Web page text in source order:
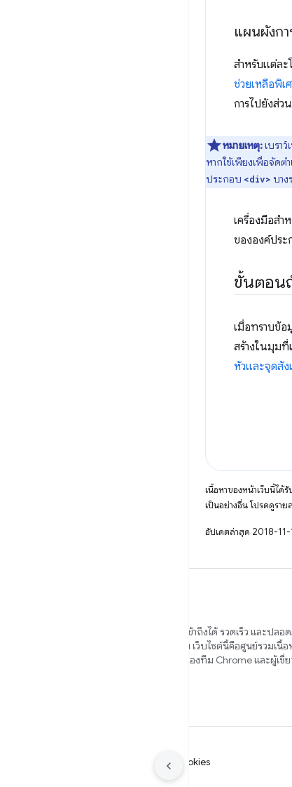
แผนผังก
สำหรับแต่ล
ช่วยเหลือพิเ
การไปยังส่ว
หมายเหตุ:เบรา
หากใช้เพียงเพื่อจัด
ประกอบ <div> บา
เครื่องมือส
ขององค์ประ
ขั้นตอน
เมื่อทราบข้อ
สร้างในมุมที่
หัวและจุดสัง
เนื้อหาของหน้าเว็บนี้ได้
เป็นอย่างอื่น โปรดดูราย
อัปเดตล่าสุด 2018-11-
เราต้องการช่วยคุณสร้างเว็บไซต์ที่สวยงาม เข้าถึงได้ รวดเร็ว และปลอ
เบราว์เซอร์ต่างๆ และเพื่อผู้ใช้ทุกคนของคุณ เว็บไซต์นี้คือศูนย์รวมเนื้
คุณในเส้นทางดังกล่าว ซึ่งเขียนโดยสมาชิกของทีม Chrome และผู้เชี่
Manage cookies